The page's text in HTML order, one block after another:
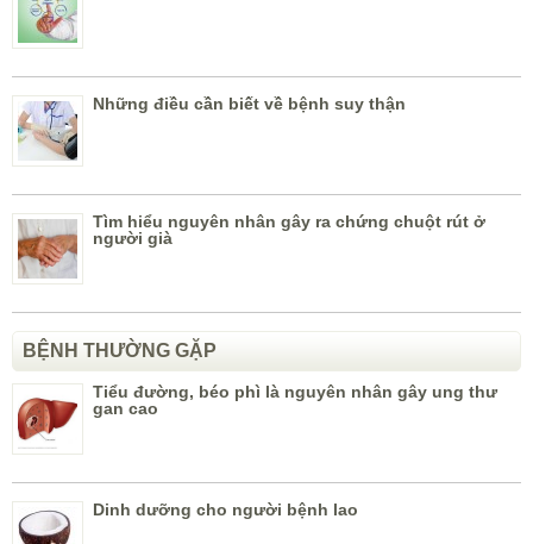
Những điều cần biết về bệnh suy thận
Tìm hiểu nguyên nhân gây ra chứng chuột rút ở
người già
BỆNH THƯỜNG GẶP
Tiểu đường, béo phì là nguyên nhân gây ung thư
gan cao
Dinh dưỡng cho người bệnh lao